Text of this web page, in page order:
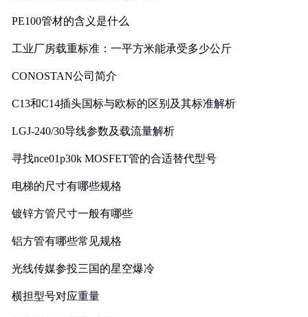
PE100管材的含义是什么
工业厂房载重标准：一平方米能承受多少公斤
CONOSTAN公司简介
C13和C14插头国标与欧标的区别及其标准解析
LGJ-240/30导线参数及载流量解析
寻找nce01p30k MOSFET管的合适替代型号
电梯的尺寸有哪些规格
镀锌方管尺寸一般有哪些
铝方管有哪些常见规格
光线传媒参投三国的星空爆冷
横担型号对应重量